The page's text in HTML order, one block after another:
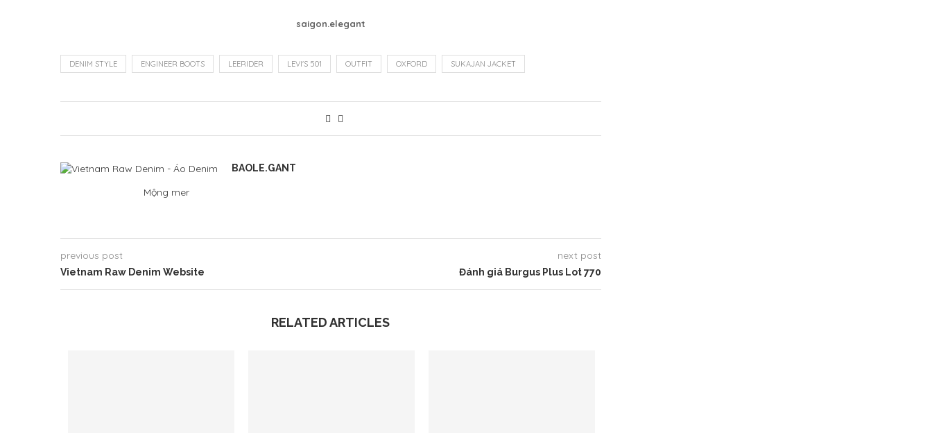
saigon.elegant
DENIM STYLE ENGINEER BOOTS LEERIDER LEVI'S 501 OUTFIT OXFORD SUKAJAN JACKET
BAOLE.GANT
Mộng mer
previous post
Vietnam Raw Denim Website
next post
Đánh giá Burgus Plus Lot 770
RELATED ARTICLES